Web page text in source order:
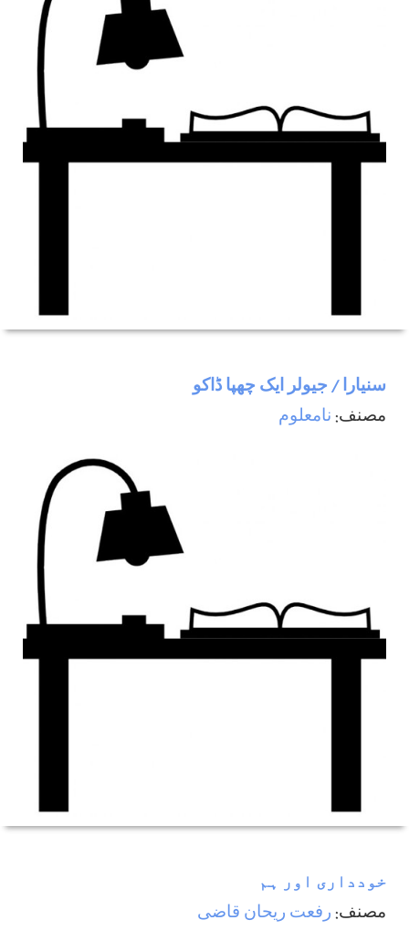
سنیارا / جیولر ایک چھپا ڈاکو
مصنف: نامعلوم
خودداری اور ہم
مصنف: رفعت ريحان قاضی